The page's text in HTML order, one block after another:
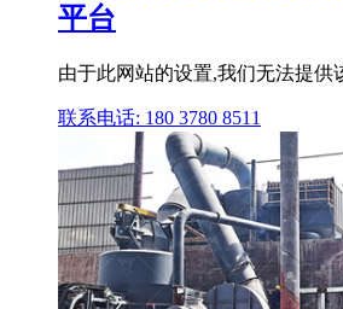
平台
由于此网站的设置,我们无法提供
联系电话: 180 3780 8511